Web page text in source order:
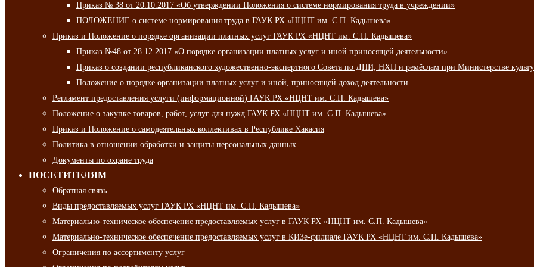
Приказ № 38 от 20.10.2017 «Об утверждении Положения о системе нормирования труда в учреждении»
ПОЛОЖЕНИЕ о системе нормирования труда в ГАУК РХ «НЦНТ им. С.П. Кадышева»
Приказ и Положение о порядке организации платных услуг ГАУК РХ «НЦНТ им. С.П. Кадышева»
Приказ №48 от 28.12.2017 «О порядке организации платных услуг и иной приносящей деятельности»
Приказ о создании республиканского художественно-экспертного Совета по ДПИ, НХП и ремёслам при Министерстве
Положение о порядке организации платных услуг и иной, приносящей доход деятельности
Регламент предоставления услуги (информационной) ГАУК РХ «НЦНТ им. С.П. Кадышева»
Положение о закупке товаров, работ, услуг для нужд ГАУК РХ «НЦНТ им. С.П. Кадышева»
Приказ и Положение о самодеятельных коллективах в Республике Хакасия
Политика в отношении обработки и защиты персональных данных
Документы по охране труда
ПОСЕТИТЕЛЯМ
Обратная связь
Виды предоставляемых услуг ГАУК РХ «НЦНТ им. С.П. Кадышева»
Материально-техническое обеспечение предоставляемых услуг в ГАУК РХ «НЦНТ им. С.П. Кадышева»
Материально-техническое обеспечение предоставляемых услуг в КИЗе-филиале ГАУК РХ «НЦНТ им. С.П. Кадышева»
Ограничения по ассортименту услуг